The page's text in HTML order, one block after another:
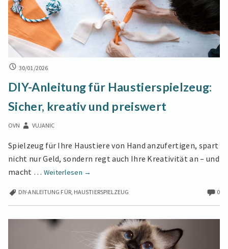
Utensilien
gegen
Haaren
DIY-
FÜR
SICHER,
UND
30/01/2026
DIY-Anleitung für Haustierspielzeug:
Sicher, kreativ und preiswert
OVN VUJANIC
Spielzeug für Ihre Haustiere von Hand anzufertigen, spart
nicht nur Geld, sondern regt auch Ihre Kreativität an – und
macht … Weiterlesen
DIY-
für
Haustierspielzeug:
Sicher,
kreativ
und
→
DIY-ANLEITUNG FÜR, HAUSTIERSPIELZEUG 0